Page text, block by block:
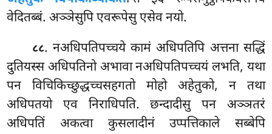
वेदितब्बं. अञ्ञेसुपि एवरूपेसु एसेव नयो.
८८. नअधिपतिपच्चये कामं अधिपतिपि अत्तना सद्धिं
दुतियस्स अधिपतिनो अभावानअधिपतिपच्चयं लभति, यथा
पन विचिकिच्छुद्धच्चसहगतो मोहो अहेतुको, न तथा
अधिपतयो एव निराधिपति. छन्दादीसु पन अञ्ञतरं
अधिपतिं अकत्वा कुसलादीनं उप्पत्तिकाले सब्बेपि